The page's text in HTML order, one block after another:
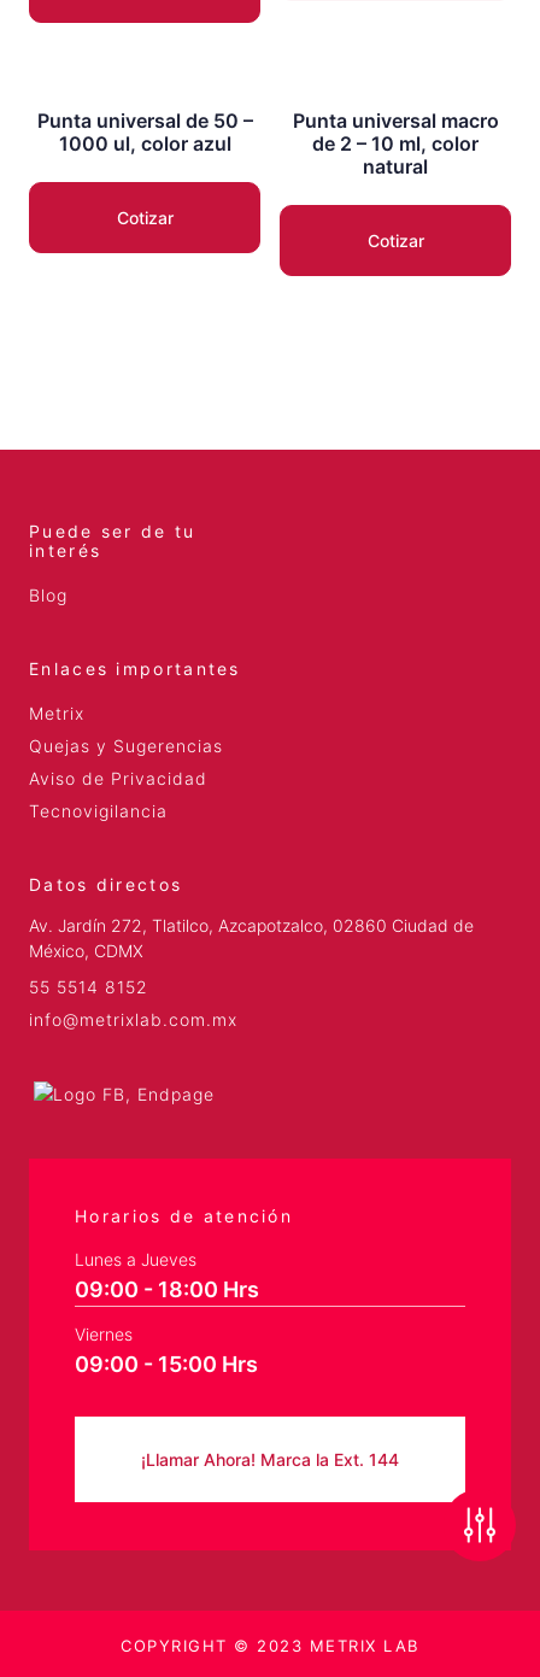
Punta universal de 50 –
1000 ul, color azul
Cotizar
Punta universal macro
de 2 – 10 ml, color
natural
Cotizar
Puede ser de tu
interés
Blog
Enlaces importantes
Metrix
Quejas y Sugerencias
Aviso de Privacidad
Tecnovigilancia
Datos directos
Av. Jardín 272, Tlatilco, Azcapotzalco, 02860 Ciudad de
México, CDMX
55 5514 8152
info@metrixlab.com.mx
Horarios de atención
Lunes a Jueves
09:00 - 18:00 Hrs
Viernes
09:00 - 15:00 Hrs
¡Llamar Ahora! Marca la Ext. 144
COPYRIGHT © 2023 METRIX LAB